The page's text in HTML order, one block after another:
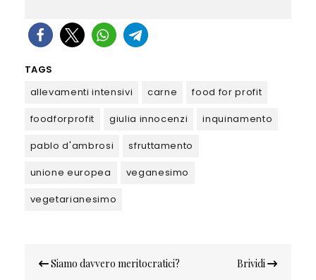
TAGS
allevamenti intensivi
carne
food for profit
foodforprofit
giulia innocenzi
inquinamento
pablo d'ambrosi
sfruttamento
unione europea
veganesimo
vegetarianesimo
Navigazione
Siamo davvero meritocratici? Brividi